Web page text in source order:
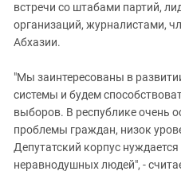
встречи со штабами партий,
организаций, журналистами,
Абхазии.
"Мы заинтересованы в
системы и будем
выборов. В республике очень
проблемы граждан, низок
Депутатский корпус
неравнодушных людей", -